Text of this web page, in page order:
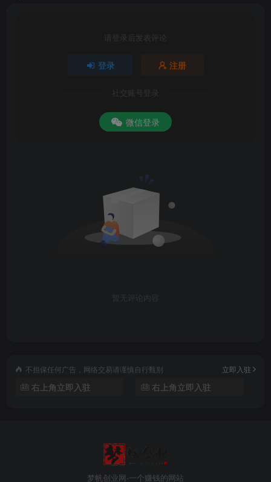
请登录后发表评论
登录 注册
社交账号登录
微信登录
暂无评论内容
不担保任何广告，网络交易请谨慎自行甄别 立即入驻
右上角立即入驻 右上角立即入驻
梦帆创业网-一个赚钱的网站